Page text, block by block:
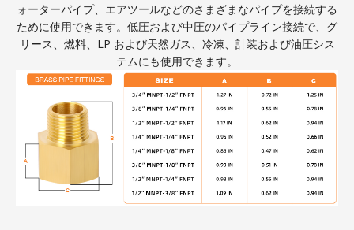
ォーターパイプ、エアツールなどのさまざまなパイプを接続する
ために使用できます。低圧および中圧のパイプライン接続で、グ
リース、燃料、LP および天然ガス、冷凍、計装および油圧シス
テムにも使用できます。